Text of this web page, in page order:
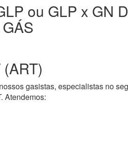
ou GLP x GN
gasistas, especialistas no
Atendemos: